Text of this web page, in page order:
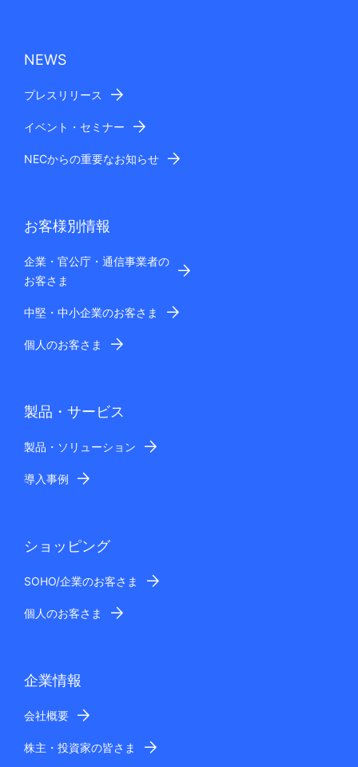
NEWS
プレスリリース
イベント・セミナー
NECからの重要なお知らせ
お客様別情報
企業・官公庁・通信事業者の
お客さま
中堅・中小企業のお客さま
個人のお客さま
製品・サービス
製品・ソリューション
導入事例
ショッピング
SOHO/企業のお客さま
個人のお客さま
企業情報
会社概要
株主・投資家の皆さま